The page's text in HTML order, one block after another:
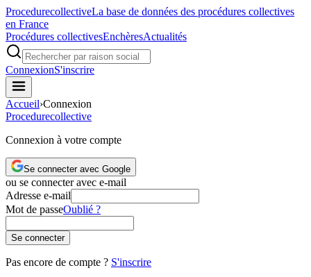
ProcedurecollectiveLa base de données des procédures collectives
en France
Procédures collectivesEnchèresActualités
ConnexionS'inscrire
Accueil›Connexion
Procedurecollective
Connexion à votre compte
Se connecter avec Google
ou se connecter avec e-mail
Adresse e-mail
Mot de passeOublié ?
Se connecter
Pas encore de compte ? S'inscrire